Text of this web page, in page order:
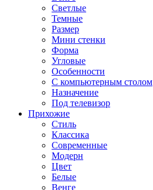
Светлые
Темные
Размер
Мини стенки
Форма
Угловые
Особенности
С компьютерным столом
Назначение
Под телевизор
Прихожие
Стиль
Классика
Современные
Модерн
Цвет
Белые
Венге